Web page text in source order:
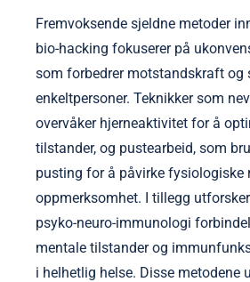
Fremvoksende sjeldne metoder
bio-hacking fokuserer på
som forbedrer motstandskraft og
enkeltpersoner. Teknikker som
overvåker hjerneaktivitet for å
tilstander, og pustearbeid, som
pusting for å påvirke fysiologiske
oppmerksomhet. I tillegg
psyko-neuro-immunologi
mentale tilstander og
i helhetlig helse. Disse metodene